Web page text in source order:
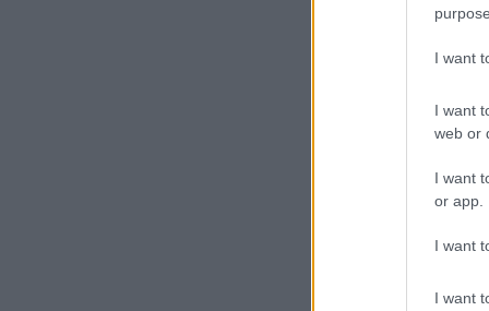
I want
I want
web or
I want
or app.
I want
I want